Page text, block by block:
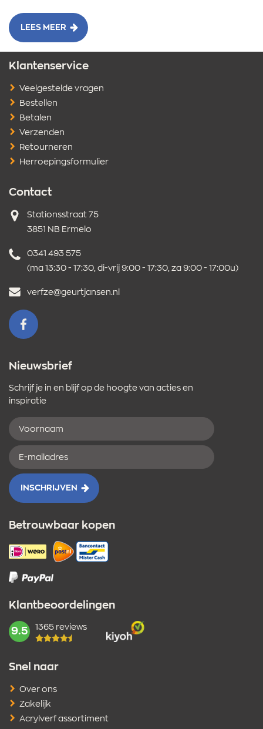
LEES MEER
Klantenservice
Veelgestelde vragen
Bestellen
Betalen
Verzenden
Retourneren
Herroepingsformulier
Contact
Adres
Stationsstraat 75
3851 NB Ermelo
Telefoonnummer
0341 493 575
(ma 13:30 - 17:30, di-vrij 9:00 - 17:30, za 9:00 - 17:00u)
E-
verfze@geurtjansen.nl
VOLG ONS OP FACEBOOK
Nieuwsbrief
Schrijf je in en blijf op de hoogte van acties en
inspiratie
Voornaam
E-
mailadres
INSCHRIJVEN
Betrouwbaar kopen
Klantbeoordelingen
mark:
9.5 1365 reviews
Snel naar
Over ons
Zakelijk
Acrylverf assortiment